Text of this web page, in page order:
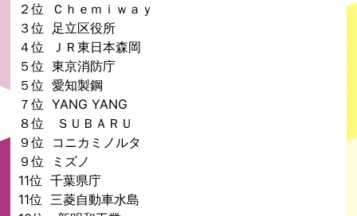
２位 Ｃｈｅｍｉｗａｙ
３位 足立区役所
４位 ＪＲ東日本森岡
５位 東京消防庁
５位 愛知製鋼
７位 YANG YANG
８位 ＳＵＢＡＲＵ
９位 コニカミノルタ
９位 ミズノ
11位 千葉県庁
11位 三菱自動車水島